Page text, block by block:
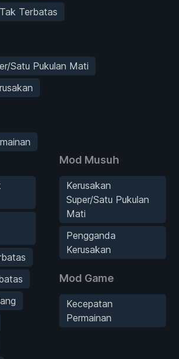
Terbatas
Satu Pukulan Mati
Mod Musuh
Kerusakan
Super/Satu Pukulan
Mati
Pengganda
Kerusakan
Mod Game
Kecepatan
Permainan